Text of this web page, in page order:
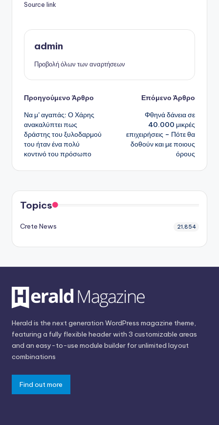
Source link
admin
Προβολή όλων των αναρτήσεων
Πλοήγηση
δημοσιεύσεων
Προηγούμενο Άρθρο
Να μ’ αγαπάς: Ο Χάρης
ανακαλύπτει πως
δράστης του ξυλοδαρμού
του ήταν ένα πολύ
κοντινό του πρόσωπο
Επόμενο Άρθρο
Φθηνά δάνεια σε
40.000 μικρές
επιχειρήσεις – Πότε θα
δοθούν και με ποιους
όρους
Topics
Crete News 21,854
Herald is the next generation WordPress magazine theme,
featuring a fully flexible header with 3 customizable areas
and an easy-to-use module builder for unlimited layout
combinations
Find out more